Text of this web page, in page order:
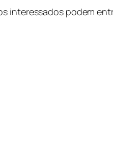
interessados podem